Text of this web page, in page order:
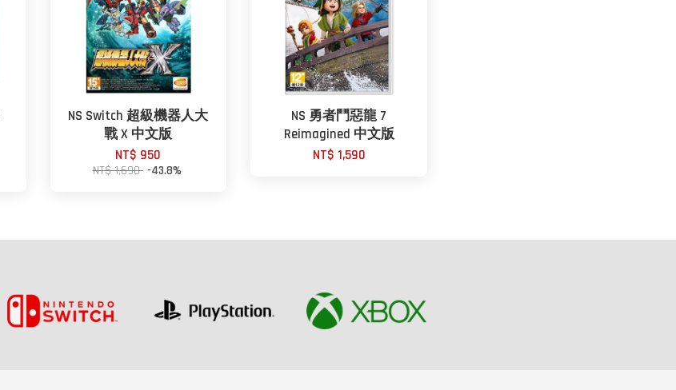
NS Switch 超級機器人大
戰 X 中文版
NT$ 950
NT$ 1,690 -43.8%
NS 勇者鬥惡龍 7
Reimagined 中文版
NT$ 1,590